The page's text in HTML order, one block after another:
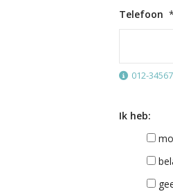
Telefoon *
012-
Ik heb: